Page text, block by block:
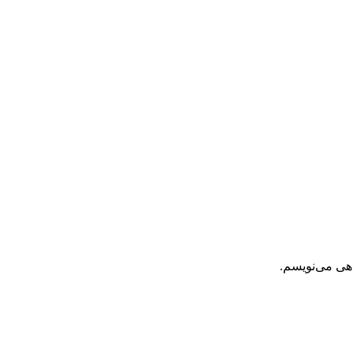
می‌نویسم.